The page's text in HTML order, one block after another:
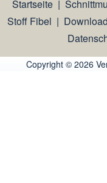
Startseite|
Stoff Fibel |
Copyright © 2026